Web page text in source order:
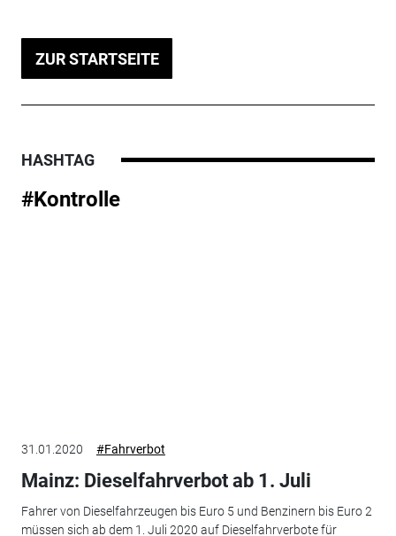
ZUR STARTSEITE
HASHTAG
#Kontrolle
31.01.2020 #Fahrverbot
Mainz: Dieselfahrverbot ab 1. Juli
Fahrer von Dieselfahrzeugen bis Euro 5 und Benzinern bis Euro 2
müssen sich ab dem 1. Juli 2020 auf Dieselfahrverbote für